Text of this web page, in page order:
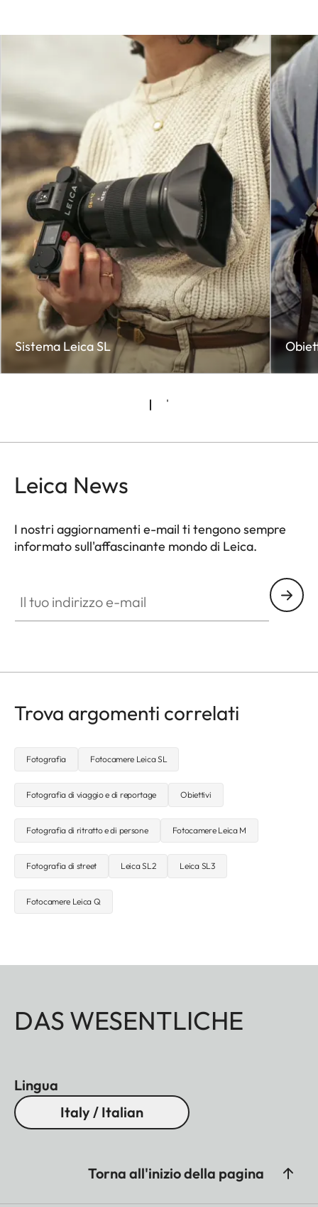
Sistema Leica SL
Leica News
I nostri aggiornamenti e-mail ti tengono sempre
informato sull'affascinante mondo di Leica.
Trova argomenti correlati
Fotografia Fotocamere Leica SL
Fotografia di viaggio e di reportage Obiettivi
Fotografia di ritratto e di persone Fotocamere Leica M
Fotografia di street Leica SL2 Leica SL3
Fotocamere Leica Q
DAS WESENTLICHE
Lingua
Italy / Italian
Torna all'inizio della pagina